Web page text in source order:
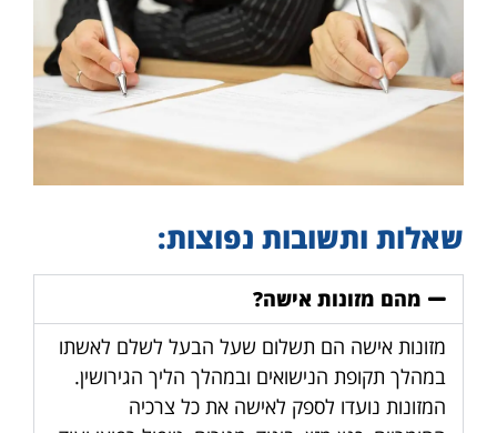
שאלות ותשובות נפוצות:
מהם מזונות אישה?
מזונות אישה הם תשלום שעל הבעל לשלם לאשתו
במהלך תקופת הנישואים ובמהלך הליך הגירושין.
המזונות נועדו לספק לאישה את כל צרכיה